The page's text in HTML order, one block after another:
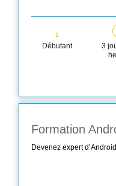
Débutant
3
Formation
Devenez expert d’Android